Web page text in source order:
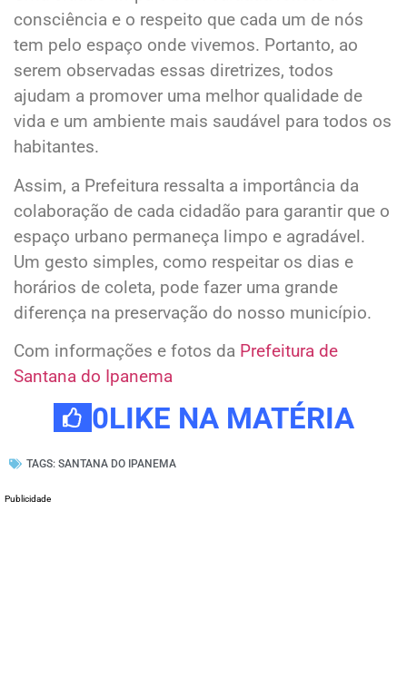
consciência e o respeito que cada um de nós
tem pelo espaço onde vivemos. Portanto, ao
serem observadas essas diretrizes, todos
ajudam a promover uma melhor qualidade de
vida e um ambiente mais saudável para todos os
habitantes.
Assim, a Prefeitura ressalta a importância da
colaboração de cada cidadão para garantir que o
espaço urbano permaneça limpo e agradável.
Um gesto simples, como respeitar os dias e
horários de coleta, pode fazer uma grande
diferença na preservação do nosso município.
Com informações e fotos da Prefeitura de
Santana do Ipanema
0LIKE NA MATÉRIA
TAGS: SANTANA DO IPANEMA
Publicidade